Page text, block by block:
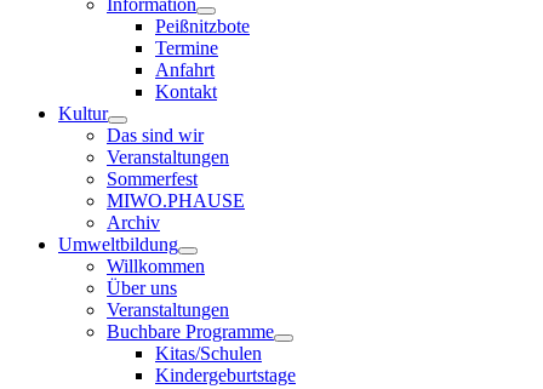
Information
Peißnitzbote
Termine
Anfahrt
Kontakt
Kultur
Das sind wir
Veranstaltungen
Sommerfest
MIWO.PHAUSE
Archiv
Umweltbildung
Willkommen
Über uns
Veranstaltungen
Buchbare Programme
Kitas/Schulen
Kindergeburtstage